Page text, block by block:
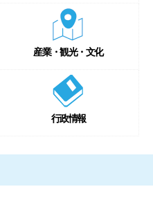
産業・観光・文化
行政情報